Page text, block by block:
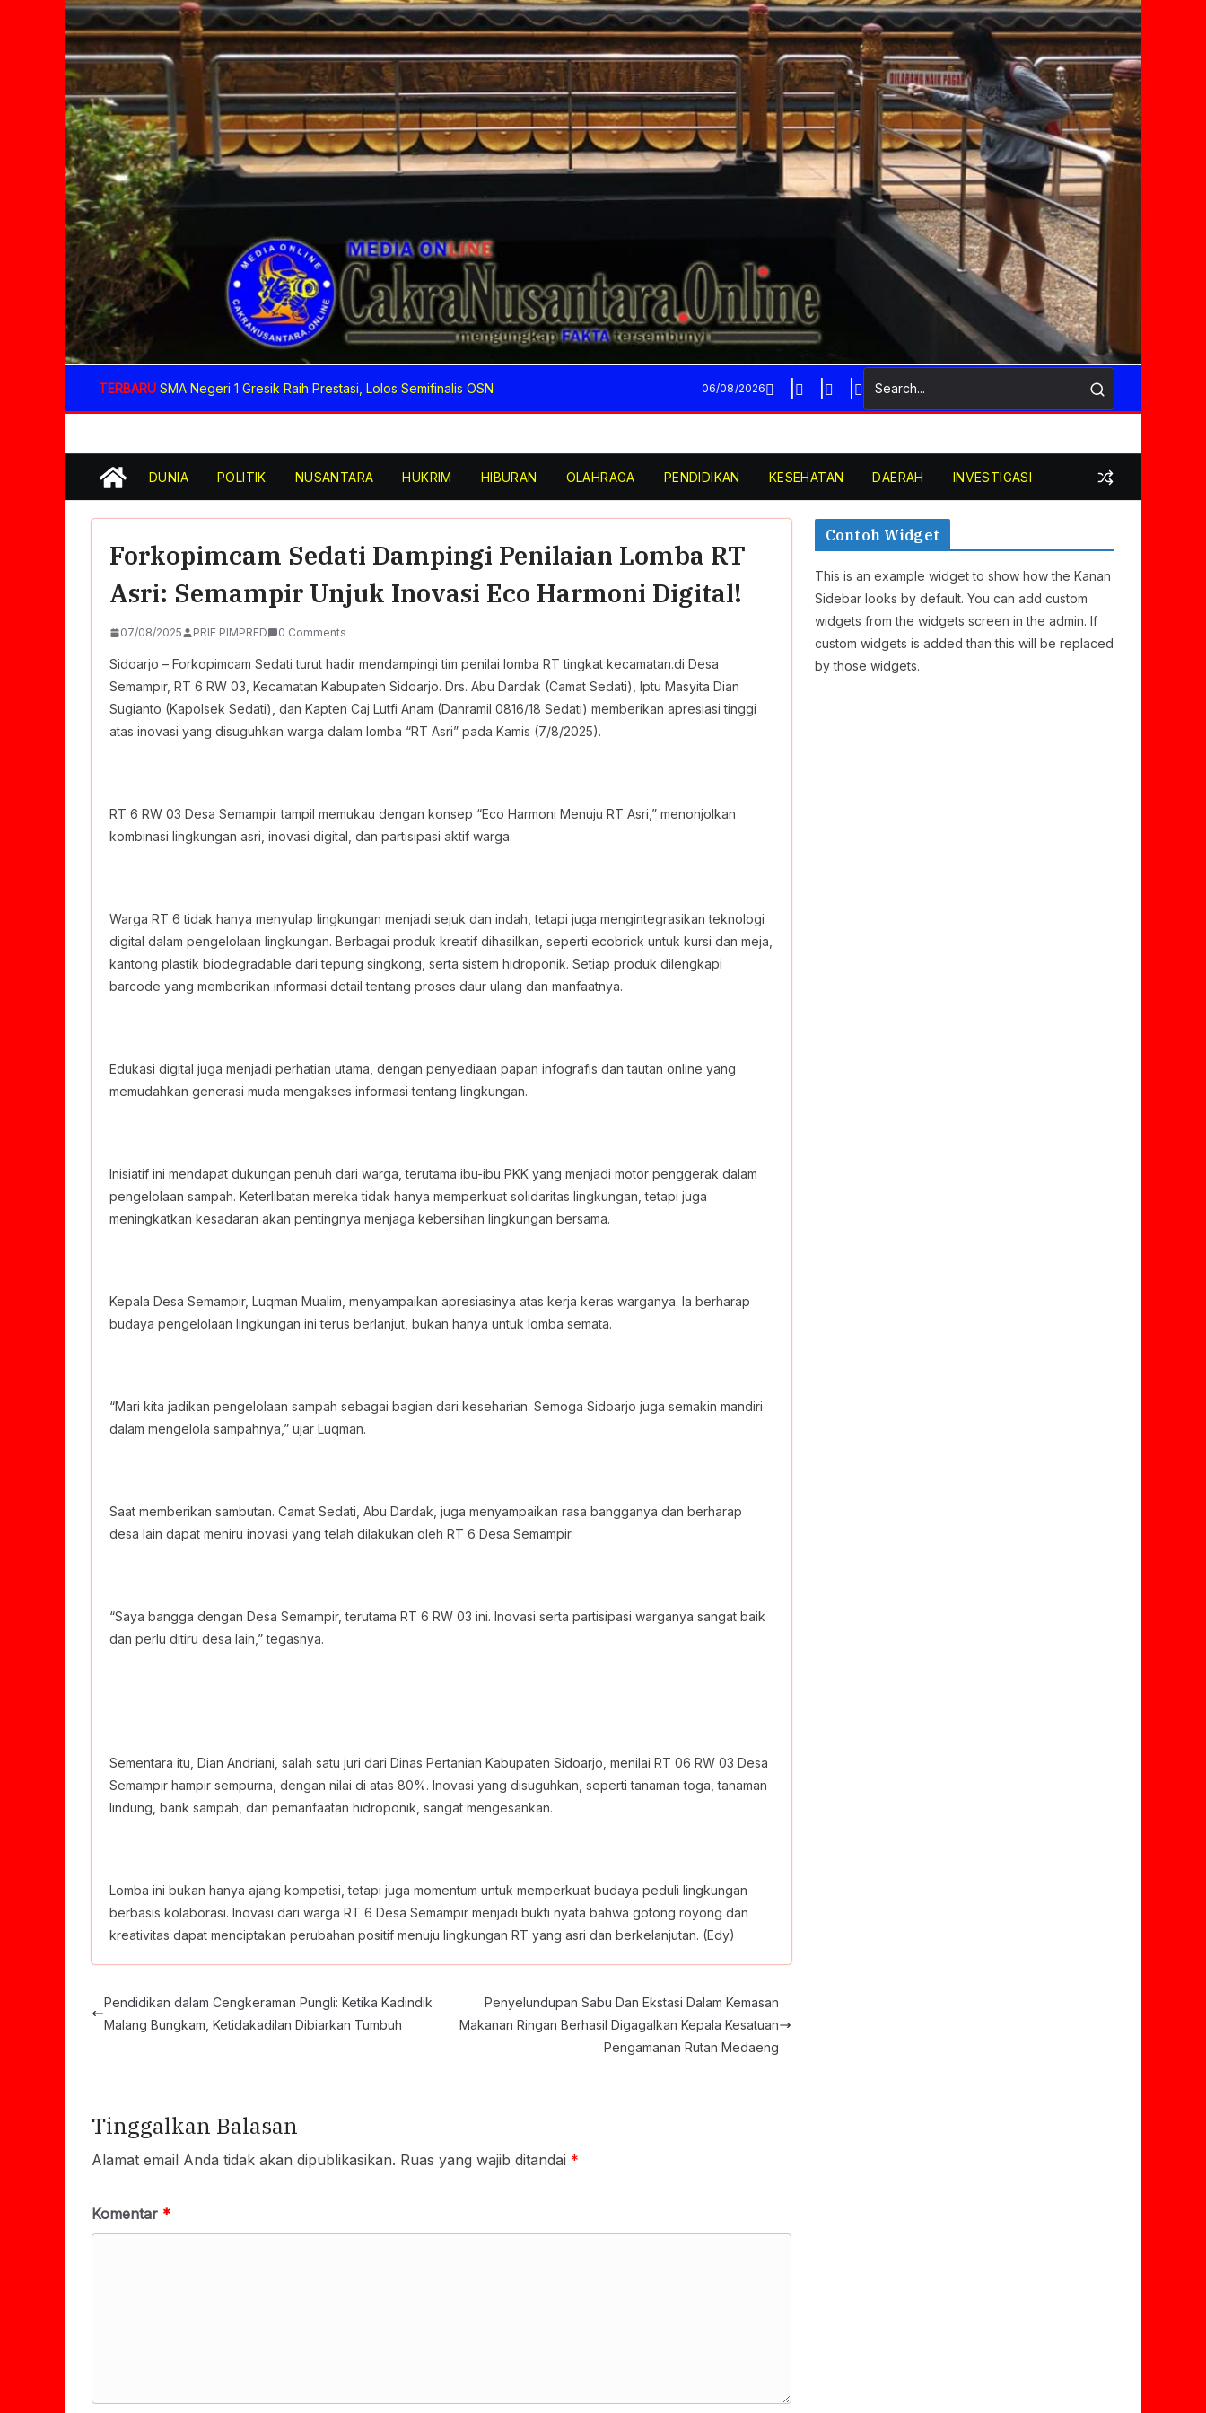
TERBARU SMA Negeri 1 Gresik Raih Prestasi, Lolos Semifinalis OSN
Polres Pasuruan Tegaskan Penanganan Kasus Laka Lantas
Efektivitas dan Kelancaran Proses Penyidikan
06/08/2026
DUNIA POLITIK NUSANTARA HUKRIM HIBURAN OLAHRAGA PENDIDIKAN KESEHATAN DAERAH INVESTIGASI
Forkopimcam Sedati Dampingi Penilaian Lomba RT
Asri: Semampir Unjuk Inovasi Eco Harmoni Digital!
07/08/2025 PRIE PIMPRED 0 Comments
Sidoarjo – Forkopimcam Sedati turut hadir mendampingi tim penilai lomba RT tingkat kecamatan.di Desa
Semampir, RT 6 RW 03, Kecamatan Kabupaten Sidoarjo. Drs. Abu Dardak (Camat Sedati), Iptu Masyita Dian
Sugianto (Kapolsek Sedati), dan Kapten Caj Lutfi Anam (Danramil 0816/18 Sedati) memberikan apresiasi tinggi
atas inovasi yang disuguhkan warga dalam lomba “RT Asri” pada Kamis (7/8/2025).
RT 6 RW 03 Desa Semampir tampil memukau dengan konsep “Eco Harmoni Menuju RT Asri,” menonjolkan
kombinasi lingkungan asri, inovasi digital, dan partisipasi aktif warga.
Warga RT 6 tidak hanya menyulap lingkungan menjadi sejuk dan indah, tetapi juga mengintegrasikan teknologi
digital dalam pengelolaan lingkungan. Berbagai produk kreatif dihasilkan, seperti ecobrick untuk kursi dan meja,
kantong plastik biodegradable dari tepung singkong, serta sistem hidroponik. Setiap produk dilengkapi
barcode yang memberikan informasi detail tentang proses daur ulang dan manfaatnya.
Edukasi digital juga menjadi perhatian utama, dengan penyediaan papan infografis dan tautan online yang
memudahkan generasi muda mengakses informasi tentang lingkungan.
Inisiatif ini mendapat dukungan penuh dari warga, terutama ibu-ibu PKK yang menjadi motor penggerak dalam
pengelolaan sampah. Keterlibatan mereka tidak hanya memperkuat solidaritas lingkungan, tetapi juga
meningkatkan kesadaran akan pentingnya menjaga kebersihan lingkungan bersama.
Kepala Desa Semampir, Luqman Mualim, menyampaikan apresiasinya atas kerja keras warganya. Ia berharap
budaya pengelolaan lingkungan ini terus berlanjut, bukan hanya untuk lomba semata.
“Mari kita jadikan pengelolaan sampah sebagai bagian dari keseharian. Semoga Sidoarjo juga semakin mandiri
dalam mengelola sampahnya,” ujar Luqman.
Saat memberikan sambutan. Camat Sedati, Abu Dardak, juga menyampaikan rasa bangganya dan berharap
desa lain dapat meniru inovasi yang telah dilakukan oleh RT 6 Desa Semampir.
“Saya bangga dengan Desa Semampir, terutama RT 6 RW 03 ini. Inovasi serta partisipasi warganya sangat baik
dan perlu ditiru desa lain,” tegasnya.
Sementara itu, Dian Andriani, salah satu juri dari Dinas Pertanian Kabupaten Sidoarjo, menilai RT 06 RW 03 Desa
Semampir hampir sempurna, dengan nilai di atas 80%. Inovasi yang disuguhkan, seperti tanaman toga, tanaman
lindung, bank sampah, dan pemanfaatan hidroponik, sangat mengesankan.
Lomba ini bukan hanya ajang kompetisi, tetapi juga momentum untuk memperkuat budaya peduli lingkungan
berbasis kolaborasi. Inovasi dari warga RT 6 Desa Semampir menjadi bukti nyata bahwa gotong royong dan
kreativitas dapat menciptakan perubahan positif menuju lingkungan RT yang asri dan berkelanjutan. (Edy)
Pendidikan dalam Cengkeraman Pungli: Ketika Kadindik
Malang Bungkam, Ketidakadilan Dibiarkan Tumbuh
Penyelundupan Sabu Dan Ekstasi Dalam Kemasan
Makanan Ringan Berhasil Digagalkan Kepala Kesatuan
Pengamanan Rutan Medaeng
Tinggalkan Balasan
Alamat email Anda tidak akan dipublikasikan. Ruas yang wajib ditandai *
Komentar *
Contoh Widget
This is an example widget to show how the Kanan
Sidebar looks by default. You can add custom
widgets from the widgets screen in the admin. If
custom widgets is added than this will be replaced
by those widgets.